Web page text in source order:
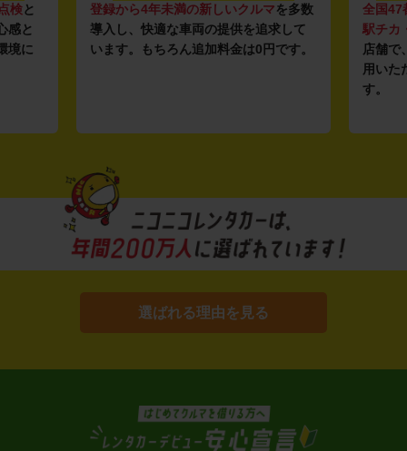
検と
感と
境に
登録から4年未満の新しいクルマを多数
導入し、快適な車両の提供を追求して
います。もちろん追加料金は0円です。
全国47
駅チカ
店舗で
用いた
す。
選ばれる理由を見る